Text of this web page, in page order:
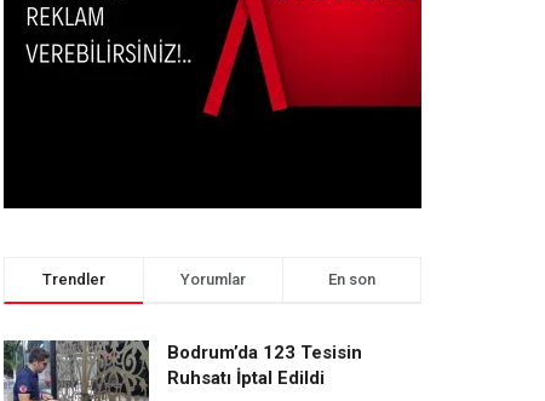
Trendler Yorumlar En son
Bodrum’da 123 Tesisin
Ruhsatı İptal Edildi